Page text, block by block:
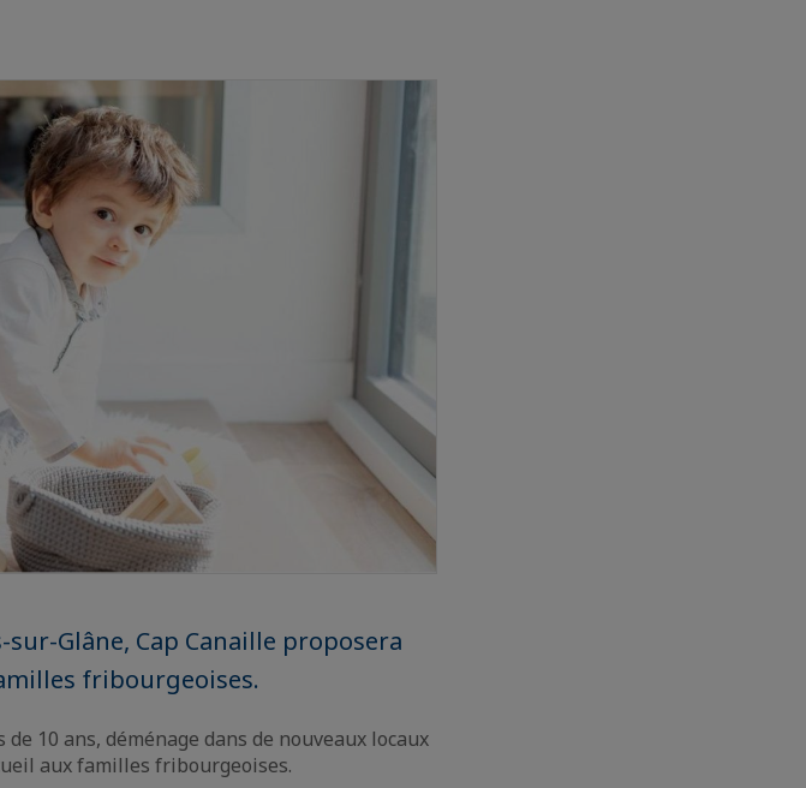
Glâne, Cap Canaille proposera
fribourgeoises.
10 ans, déménage dans de nouveaux locaux
aux familles fribourgeoises.